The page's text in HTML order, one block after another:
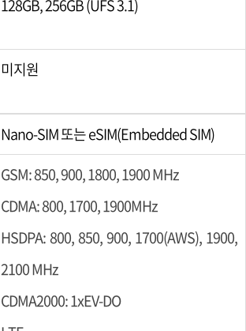
128GB, 256GB (UFS 3.1)
미지원
Nano-SIM 또는 eSIM(Embedded SIM)
GSM: 850, 900, 1800, 1900 MHz
CDMA: 800, 1700, 1900MHz
HSDPA: 800, 850, 900, 1700(AWS), 1900,
2100 MHz
CDMA2000: 1xEV-DO